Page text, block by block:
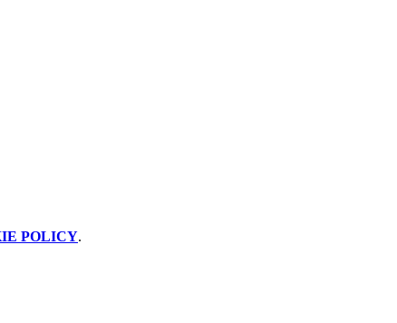
POLICY.